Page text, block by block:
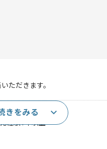
ただきます。
経験1年以上
きをみる